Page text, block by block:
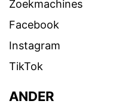
Zoekmachines
Facebook
Instagram
TikTok
ANDER